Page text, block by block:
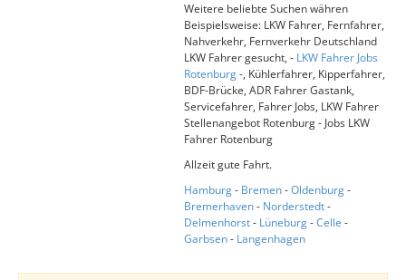
Weitere beliebte Suchen währen
Beispielsweise: LKW Fahrer, Fernfahrer,
Nahverkehr, Fernverkehr Deutschland
LKW Fahrer gesucht, - LKW Fahrer Jobs
Rotenburg-, Kühlerfahrer, Kipperfahrer,
BDF-Brücke, ADR Fahrer Gastank,
Servicefahrer, Fahrer Jobs, LKW Fahrer
Stellenangebot Rotenburg - Jobs LKW
Fahrer Rotenburg
Allzeit gute Fahrt.
Hamburg- Bremen-Oldenburg-
Bremerhaven- Norderstedt-
Delmenhorst- Lüneburg-Celle -
Garbsen- Langenhagen